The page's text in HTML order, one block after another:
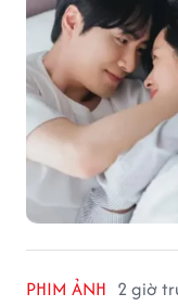
PHIM ẢNH 2 giờ